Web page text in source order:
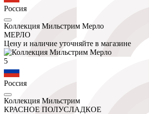
Россия
Коллекция Мильстрим Мерло
МЕРЛО
Цену и наличие уточняйте в магазине
5
Россия
Коллекция Мильстрим
КРАСНОЕ ПОЛУСЛАДКОЕ